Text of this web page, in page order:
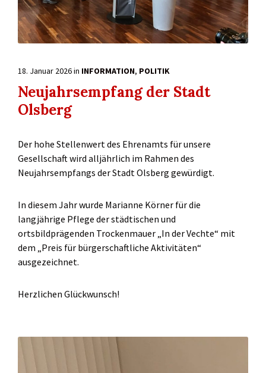
18. Januar 2026in INFORMATION, POLITIK
Neujahrsempfang der Stadt
Olsberg
Der hohe Stellenwert des Ehrenamts für unsere
Gesellschaft wird alljährlich im Rahmen des
Neujahrsempfangs der Stadt Olsberg gewürdigt.
In diesem Jahr wurde Marianne Körner für die
langjährige Pflege der städtischen und
ortsbildprägenden Trockenmauer „In der Vechte“ mit
dem „Preis für bürgerschaftliche Aktivitäten“
ausgezeichnet.
Herzlichen Glückwunsch!